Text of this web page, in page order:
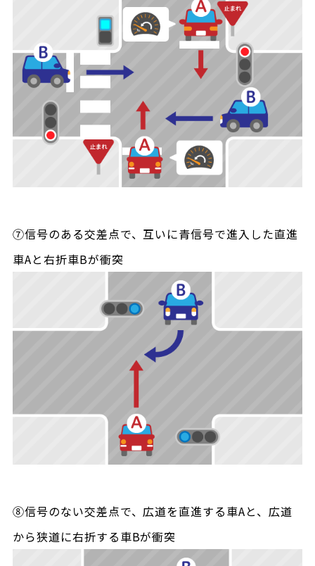
⑦信号のある交差点で、互いに青信号で進入した直進
車Aと右折車Bが衝突
⑧信号のない交差点で、広道を直進する車Aと、広道
から狭道に右折する車Bが衝突